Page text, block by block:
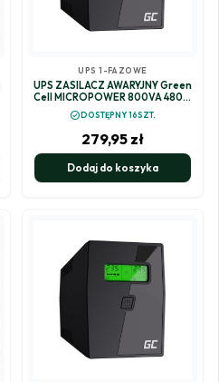
UPS 1-FAZOWE
UPS ZASILACZ AWARYJNY Green
Cell MICROPOWER 800VA 480W
UPS02
check_circleDOSTĘPNY 16SZT.
279,95 zł
Dodaj do koszyka